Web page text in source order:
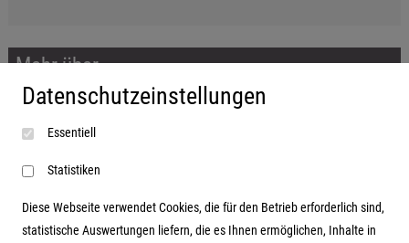
Mehr über...
Impressum
AGB
Datenschutzerklärung
Datenschutzeinstellungen
Essentiell
Statistiken
Diese Webseite verwendet Cookies, die für den Betrieb erforderlich sind,
statistische Auswertungen liefern, die es Ihnen ermöglichen, Inhalte in